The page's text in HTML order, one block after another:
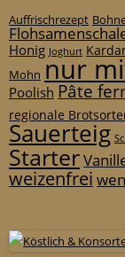
Auffrischrezept
Honig Joghurt
Mohn nur
Poolish Pâte
regionale
Sauerteig
Starter
weizenfrei